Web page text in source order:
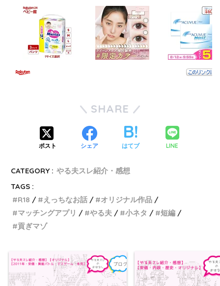
SHARE
ポスト シェア はてブ LINE
CATEGORY : やる夫スレ紹介・感想
TAGS :
R18
えっちなお話
オリジナル作品
マッチングアプリ
やる夫 小ネタ
短編
貢ぎマゾ